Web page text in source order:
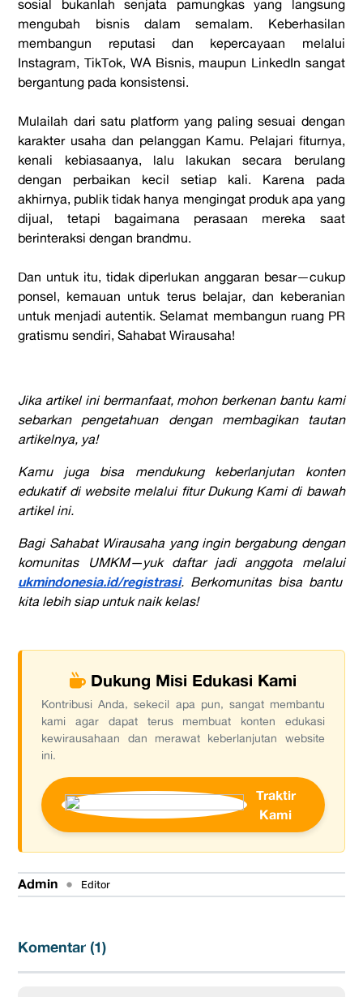
sosial bukanlah senjata pamungkas yang langsung
mengubah bisnis dalam semalam. Keberhasilan
membangun reputasi dan kepercayaan melalui
Instagram, TikTok, WA Bisnis, maupun LinkedIn sangat
bergantung pada konsistensi.
Mulailah dari satu platform yang paling sesuai dengan
karakter usaha dan pelanggan Kamu. Pelajari fiturnya,
kenali kebiasaanya, lalu lakukan secara berulang
dengan perbaikan kecil setiap kali. Karena pada
akhirnya, publik tidak hanya mengingat produk apa yang
dijual, tetapi bagaimana perasaan mereka saat
berinteraksi dengan brandmu.
Dan untuk itu, tidak diperlukan anggaran besar—cukup
ponsel, kemauan untuk terus belajar, dan keberanian
untuk menjadi autentik. Selamat membangun ruang PR
gratismu sendiri, Sahabat Wirausaha!
Jika artikel ini bermanfaat, mohon berkenan bantu kami
sebarkan pengetahuan dengan membagikan tautan
artikelnya, ya!
Kamu juga bisa mendukung keberlanjutan konten
edukatif di website melalui fitur Dukung Kami di bawah
artikel ini.
Bagi Sahabat Wirausaha yang ingin bergabung dengan
komunitas UMKM—yuk daftar jadi anggota melalui
ukmindonesia.id/registrasi. Berkomunitas bisa bantu
kita lebih siap untuk naik kelas!
Dukung Misi Edukasi Kami
Kontribusi Anda, sekecil apa pun, sangat membantu
kami agar dapat terus membuat konten edukasi
kewirausahaan dan merawat keberlanjutan website
ini.
Traktir
Kami
Admin • Editor
Komentar (1)